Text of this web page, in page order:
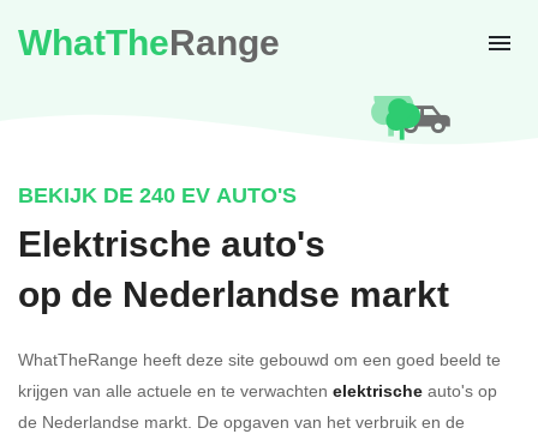
WhatTheRange
BEKIJK DE 240 EV AUTO'S
Elektrische auto's
op de Nederlandse markt
WhatTheRange heeft deze site gebouwd om een goed beeld te
krijgen van alle actuele en te verwachten elektrische auto's op
de Nederlandse markt. De opgaven van het verbruik en de